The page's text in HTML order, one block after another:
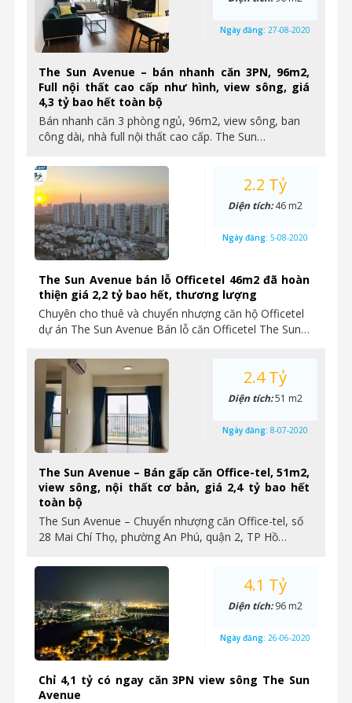
The Sun Avenue – bán nhanh căn 3PN, 96m2,
Full nội thất cao cấp như hình, view sông, giá
4,3 tỷ bao hết toàn bộ
Bán nhanh căn 3 phòng ngủ, 96m2, view sông, ban
công dài, nhà full nội thất cao cấp. The Sun…
Ngày đăng: 27-08-2020
The Sun Avenue bán lỗ Officetel 46m2 đã hoàn
thiện giá 2,2 tỷ bao hết, thương lượng
Chuyên cho thuê và chuyển nhượng căn hộ Officetel
dự án The Sun Avenue Bán lỗ căn Officetel The Sun…
2.2 Tỷ
Diện tích:46 m2
Ngày đăng: 5-08-2020
The Sun Avenue – Bán gấp căn Office-tel, 51m2,
view sông, nội thất cơ bản, giá 2,4 tỷ bao hết
toàn bộ
The Sun Avenue – Chuyển nhượng căn Office-tel, số
28 Mai Chí Thọ, phường An Phú, quận 2, TP Hồ…
2.4 Tỷ
Diện tích:51 m2
Ngày đăng: 8-07-2020
Chỉ 4,1 tỷ có ngay căn 3PN view sông The Sun
Avenue
4.1 Tỷ
Diện tích:96 m2
Ngày đăng: 26-06-2020